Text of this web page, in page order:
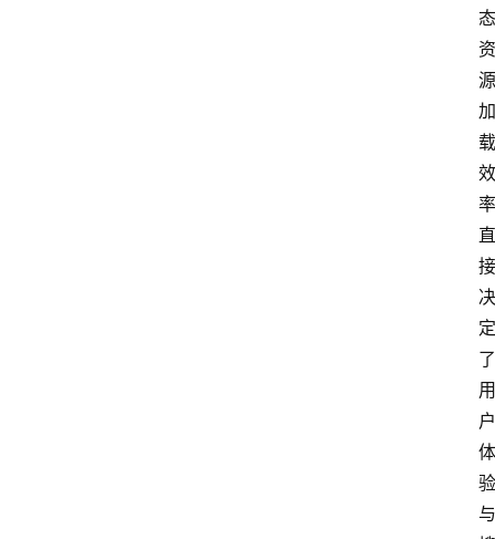
态
资
源
加
载
效
率
直
接
决
定
了
用
户
体
验
与